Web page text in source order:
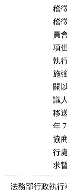
稽
稽
員
項
執
施
關
議
移
年
協
行
求
法務部行政執行